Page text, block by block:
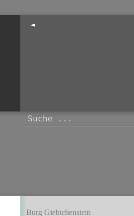
◄
Burg Giebichenstein